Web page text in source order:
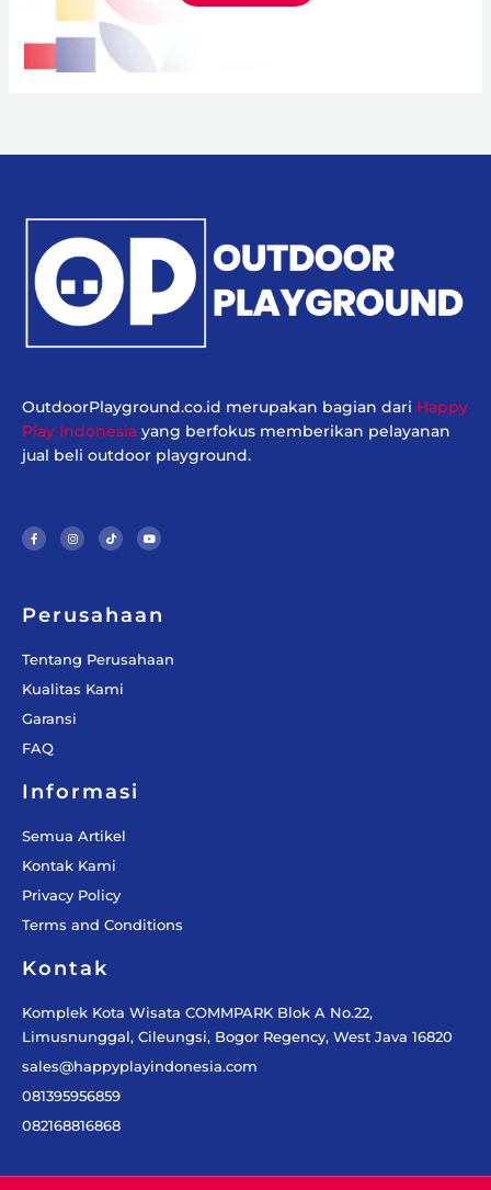
OutdoorPlayground.co.id merupakan bagian dari Happy
Play Indonesia yang berfokus memberikan pelayanan
jual beli outdoor playground.
c
e
b
f
s
t
a
k
t
o
u
t
u
Perusahaan
Tentang Perusahaan
Kualitas Kami
Garansi
FAQ
Informasi
Semua Artikel
Kontak Kami
Privacy Policy
Terms and Conditions
Kontak
Komplek Kota Wisata COMMPARK Blok A No.22,
Limusnunggal, Cileungsi, Bogor Regency, West Java 16820
sales@happyplayindonesia.com
081395956859
082168816868